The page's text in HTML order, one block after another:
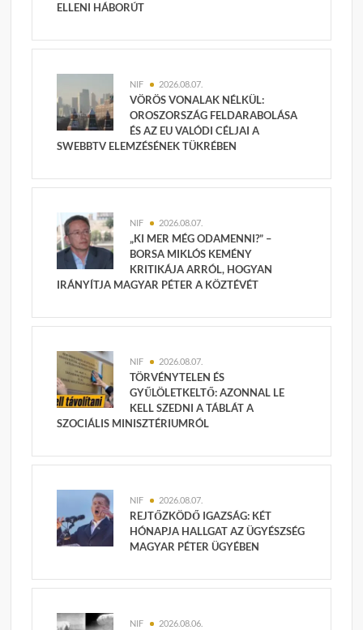
ELLENI HÁBORÚT
NIF 2026.08.07.
VÖRÖS VONALAK NÉLKÜL:
OROSZORSZÁG FELDARABOLÁSA
ÉS AZ EU VALÓDI CÉLJAI A
SWEBBTV ELEMZÉSÉNEK TÜKRÉBEN
NIF 2026.08.07.
„KI MER MÉG ODAMENNI?” –
BORSA MIKLÓS KEMÉNY
KRITIKÁJA ARRÓL, HOGYAN
IRÁNYÍTJA MAGYAR PÉTER A KÖZTÉVÉT
NIF 2026.08.07.
TÖRVÉNYTELEN ÉS
GYŰLÖLETKELTŐ: AZONNAL LE
KELL SZEDNI A TÁBLÁT A
SZOCIÁLIS MINISZTÉRIUMRÓL
NIF 2026.08.07.
REJTŐZKÖDŐ IGAZSÁG: KÉT
HÓNAPJA HALLGAT AZ ÜGYÉSZSÉG
MAGYAR PÉTER ÜGYÉBEN
NIF 2026.08.06.